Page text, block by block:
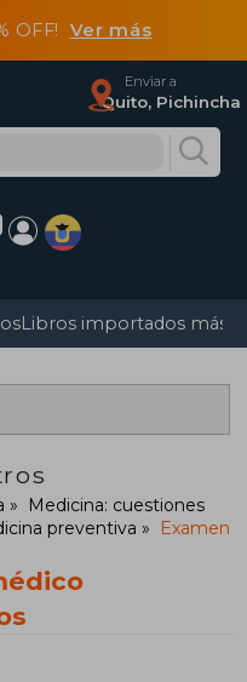
OFF! Ver más
Enviar a
Quito, Pichincha
Libros importados más
Medicina: cuestiones
preventiva
Examen